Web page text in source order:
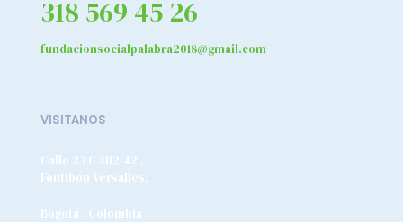
318 569 45 26
fundacionsocialpalabra2018@gmail.com
VISITANOS
Calle 23 C #112-42 ,
Fontibón Versalles,
Bogotá - Colombia